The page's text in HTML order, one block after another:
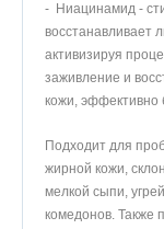
- Ниацинамид -
восстанавливает
активизируя
заживление и
кожи, эффективно
Подходит для
жирной кожи,
мелкой сыпи,
комедонов. Также